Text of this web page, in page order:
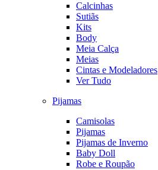
Calcinhas
Sutiãs
Kits
Body
Meia Calça
Meias
Cintas e Modeladores
Ver Tudo
Pijamas
Camisolas
Pijamas
Pijamas de Inverno
Baby Doll
Robe e Roupão